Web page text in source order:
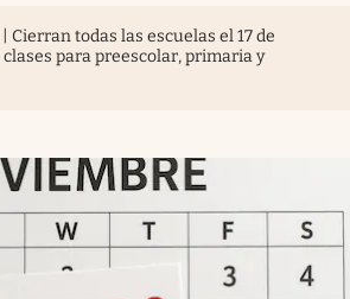
Cierran todas las escuelas el 17 de
para preescolar, primaria y